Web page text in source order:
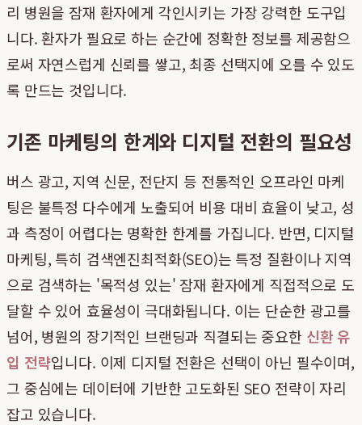
리 병원을 잠재 환자에게 각인시키는 가장 강력한 도구입
니다. 환자가 필요로 하는 순간에 정확한 정보를 제공함으
로써 자연스럽게 신뢰를 쌓고, 최종 선택지에 오를 수 있도
록 만드는 것입니다.
기존 마케팅의 한계와 디지털 전환의 필요성
버스 광고, 지역 신문, 전단지 등 전통적인 오프라인 마케
팅은 불특정 다수에게 노출되어 비용 대비 효율이 낮고, 성
과 측정이 어렵다는 명확한 한계를 가집니다. 반면, 디지털
마케팅, 특히 검색엔진최적화(SEO)는 특정 질환이나 지역
으로 검색하는 '목적성 있는' 잠재 환자에게 직접적으로 도
달할 수 있어 효율성이 극대화됩니다. 이는 단순한 광고를
넘어, 병원의 장기적인 브랜딩과 직결되는 중요한 신환 유
입 전략입니다. 이제 디지털 전환은 선택이 아닌 필수이며,
그 중심에는 데이터에 기반한 고도화된 SEO 전략이 자리
잡고 있습니다.